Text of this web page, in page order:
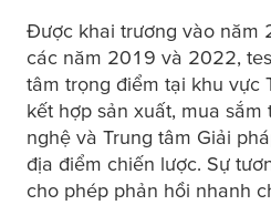
Được khai trương vào năm
các năm 2019 và 2022,
tâm trọng điểm tại khu vực
kết hợp sản xuất, mua
nghệ và Trung tâm Giải
địa điểm chiến lược. Sự
cho phép phản hồi nhanh